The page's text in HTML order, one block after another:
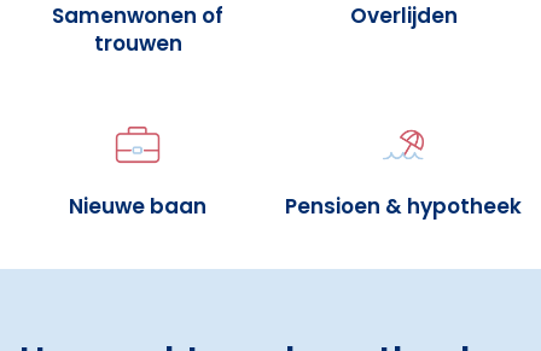
Samenwonen of
trouwen
Overlijden
Nieuwe baan Pensioen & hypotheek